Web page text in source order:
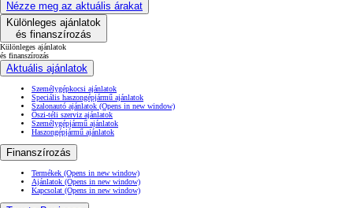
Nézze meg az aktuális árakat
Különleges ajánlatok
és finanszírozás
Különleges ajánlatok
és finanszírozás
Aktuális ajánlatok
Személygépkocsi ajánlatok
Speciális haszongépjármű ajánlatok
Szalonautó ajánlatok (Opens in new window)
Őszi-téli szerviz ajánlatok
Személygépjármű ajánlatok
Haszongépjármű ajánlatok
Finanszírozás
Termékek (Opens in new window)
Ajánlatok (Opens in new window)
Kapcsolat (Opens in new window)